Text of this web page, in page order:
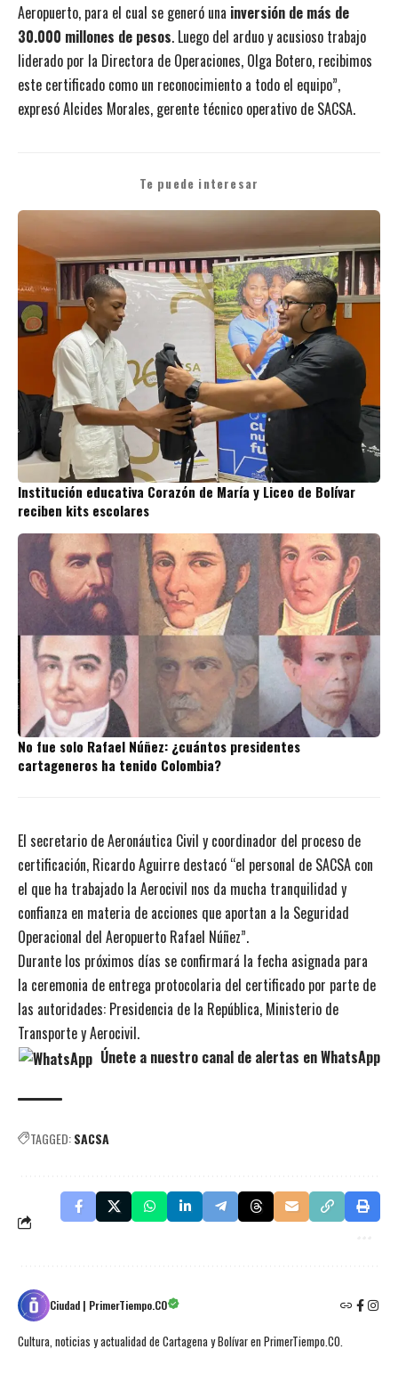
Aeropuerto, para el cual se generó una inversión de más de
30.000 millones de pesos. Luego del arduo y acusioso trabajo
liderado por la Directora de Operaciones, Olga Botero, recibimos
este certificado como un reconocimiento a todo el equipo”,
expresó Alcides Morales, gerente técnico operativo de SACSA.
Te puede interesar
Institución educativa Corazón de María y Liceo de Bolívar
reciben kits escolares
No fue solo Rafael Núñez: ¿cuántos presidentes
cartageneros ha tenido Colombia?
El secretario de Aeronáutica Civil y coordinador del proceso de
certificación, Ricardo Aguirre destacó “el personal de SACSA con
el que ha trabajado la Aerocivil nos da mucha tranquilidad y
confianza en materia de acciones que aportan a la Seguridad
Operacional del Aeropuerto Rafael Núñez”.
Durante los próximos días se confirmará la fecha asignada para
la ceremonia de entrega protocolaria del certificado por parte de
las autoridades: Presidencia de la República, Ministerio de
Transporte y Aerocivil.
Únete a nuestro canal de alertas en WhatsApp
TAGGED:SACSA
Ciudad | PrimerTiempo.CO
Cultura, noticias y actualidad de Cartagena y Bolívar en PrimerTiempo.CO.